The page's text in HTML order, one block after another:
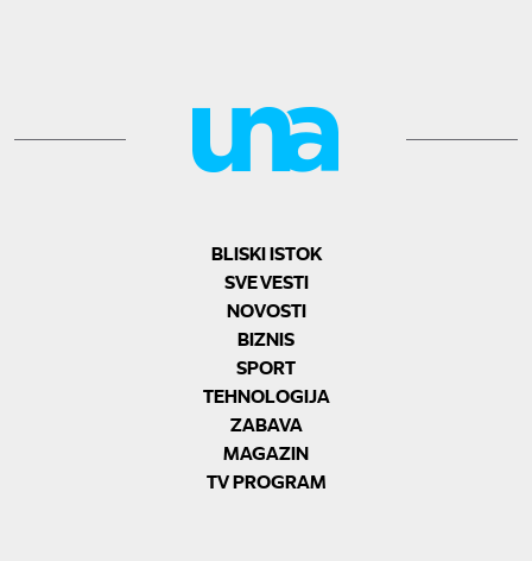
BLISKI ISTOK
SVE VESTI
NOVOSTI
BIZNIS
SPORT
TEHNOLOGIJA
ZABAVA
MAGAZIN
TV PROGRAM